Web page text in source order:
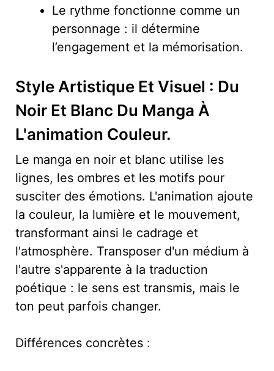
Le rythme fonctionne comme un
personnage : il détermine
l’engagement et la mémorisation.
Style Artistique Et Visuel : Du
Noir Et Blanc Du Manga À
L'animation Couleur.
Le manga en noir et blanc utilise les
lignes, les ombres et les motifs pour
susciter des émotions. L'animation ajoute
la couleur, la lumière et le mouvement,
transformant ainsi le cadrage et
l'atmosphère. Transposer d'un médium à
l'autre s'apparente à la traduction
poétique : le sens est transmis, mais le
ton peut parfois changer.
Différences concrètes :